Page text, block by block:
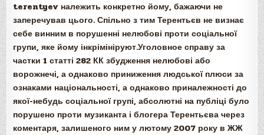
terentyev належить конкретно йому, бажаючи не
заперечував цього. Спільно з тим Терентьєв не визнає
себе винним в порушенні нелюбові проти соціальної
групи, яке йому інкрімініруют.Уголовное справу за
частки 1 статті 282 КК збудження нелюбові або
ворожнечі, а однаково приниження людської плюси за
ознаками національності, а однаково приналежності до
якої-небудь соціальної групі, абсолютні на публіці було
порушено проти музиканта і блогера Терентьєва через
коментаря, залишеного ним у лютому 2007 року в ЖЖ